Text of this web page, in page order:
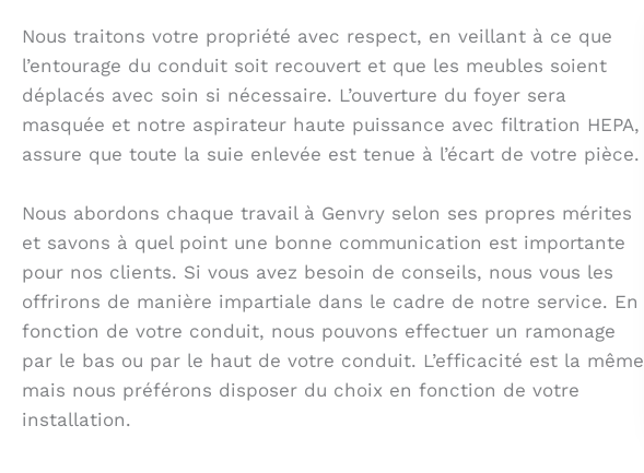
Nous traitons votre propriété avec respect, en veillant à ce que
l’entourage du conduit soit recouvert et que les meubles soient
déplacés avec soin si nécessaire. L’ouverture du foyer sera
masquée et notre aspirateur haute puissance avec filtration HEPA,
assure que toute la suie enlevée est tenue à l’écart de votre pièce.
Nous abordons chaque travail à Genvry selon ses propres mérites
et savons à quel point une bonne communication est importante
pour nos clients. Si vous avez besoin de conseils, nous vous les
offrirons de manière impartiale dans le cadre de notre service. En
fonction de votre conduit, nous pouvons effectuer un ramonage
par le bas ou par le haut de votre conduit. L’efficacité est la même
mais nous préférons disposer du choix en fonction de votre
installation.